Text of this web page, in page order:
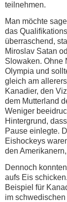
teilnehmen.
Man möchte
das
überraschend,
Miroslav Satan
Slowaken. Ohne
Olympia und
gleich am
Kanadier, den
dem Mutterland
Weniger
Hintergrund,
Pause einlegte.
Eishockeys
den
Dennoch
aufs Eis
Beispiel für
im